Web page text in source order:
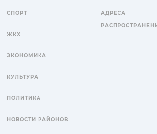
СПОРТ
ЖКХ
ЭКОНОМИКА
КУЛЬТУРА
ПОЛИТИКА
НОВОСТИ РАЙОНОВ
АДРЕСА